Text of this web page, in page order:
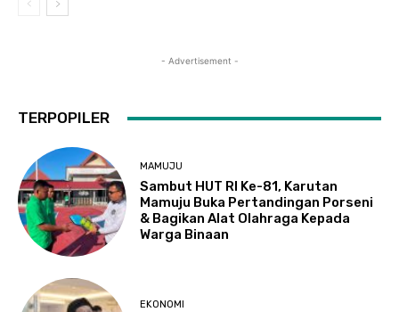
- Advertisement -
TERPOPILER
MAMUJU
Sambut HUT RI Ke-81, Karutan
Mamuju Buka Pertandingan Porseni
& Bagikan Alat Olahraga Kepada
Warga Binaan
EKONOMI